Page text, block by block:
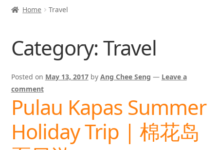
About OrangeHead
Home Travel
Category:Travel
Posted on May 13, 2017 by Ang Chee Seng — Leave a
comment
Pulau Kapas Summer
Holiday Trip | 棉花岛